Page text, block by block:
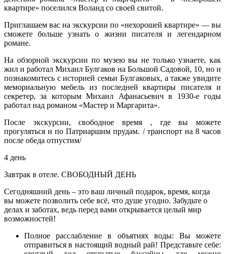
квартире» поселился Воланд со своей свитой.
Приглашаем вас на экскурсии по «нехорошей квартире» — вы
сможете больше узнать о жизни писателя и легендарном
романе.
На обзорной экскурсии по музею вы не только узнаете, как
жил и работал Михаил Булгаков на Большой Садовой, 10, но и
познакомитесь с историей семьи Булгаковых, а также увидите
мемориальную мебель из последней квартиры писателя и
секретер, за которым Михаил Афанасьевич в 1930-е годы
работал над романом «Мастер и Маргарита».
После экскурсии, свободное время , где вы можете
прогуляться и по Патриаршим прудам. / транспорт на 8 часов
после обеда отпустим/
4 день
Завтрак в отеле. СВОБОДНЫЙ ДЕНЬ
Сегодняшний день – это ваш личный подарок, время, когда
вы можете позволить себе всё, что душе угодно. Забудьте о
делах и заботах, ведь перед вами открывается целый мир
возможностей!
Полное расслабление в объятиях воды: Вы можете
отправиться в настоящий водный рай! Представьте себе: